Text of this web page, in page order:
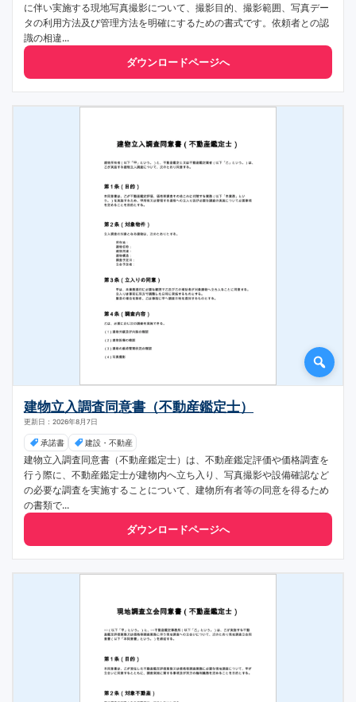
に伴い実施する現地写真撮影について、撮影目的、撮影範囲、写真デー
タの利用方法及び管理方法を明確にするための書式です。依頼者との認
識の相違...
ダウンロードページへ
建物立入調査同意書（不動産鑑定士）
更新日：2026年8月7日
承諾書 建設・不動産
建物立入調査同意書（不動産鑑定士）は、不動産鑑定評価や価格調査を
行う際に、不動産鑑定士が建物内へ立ち入り、写真撮影や設備確認など
の必要な調査を実施することについて、建物所有者等の同意を得るため
の書類で...
ダウンロードページへ